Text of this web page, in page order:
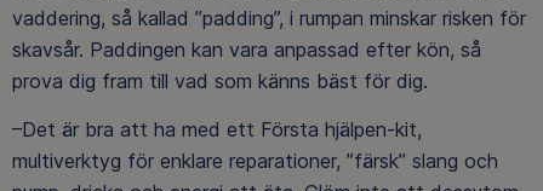
vaddering, så kallad ”padding”, i rumpan minskar risken för
skavsår. Paddingen kan vara anpassad efter kön, så
prova dig fram till vad som känns bäst för dig.
–Det är bra att ha med ett Första hjälpen-kit,
multiverktyg för enklare reparationer, ”färsk” slang och